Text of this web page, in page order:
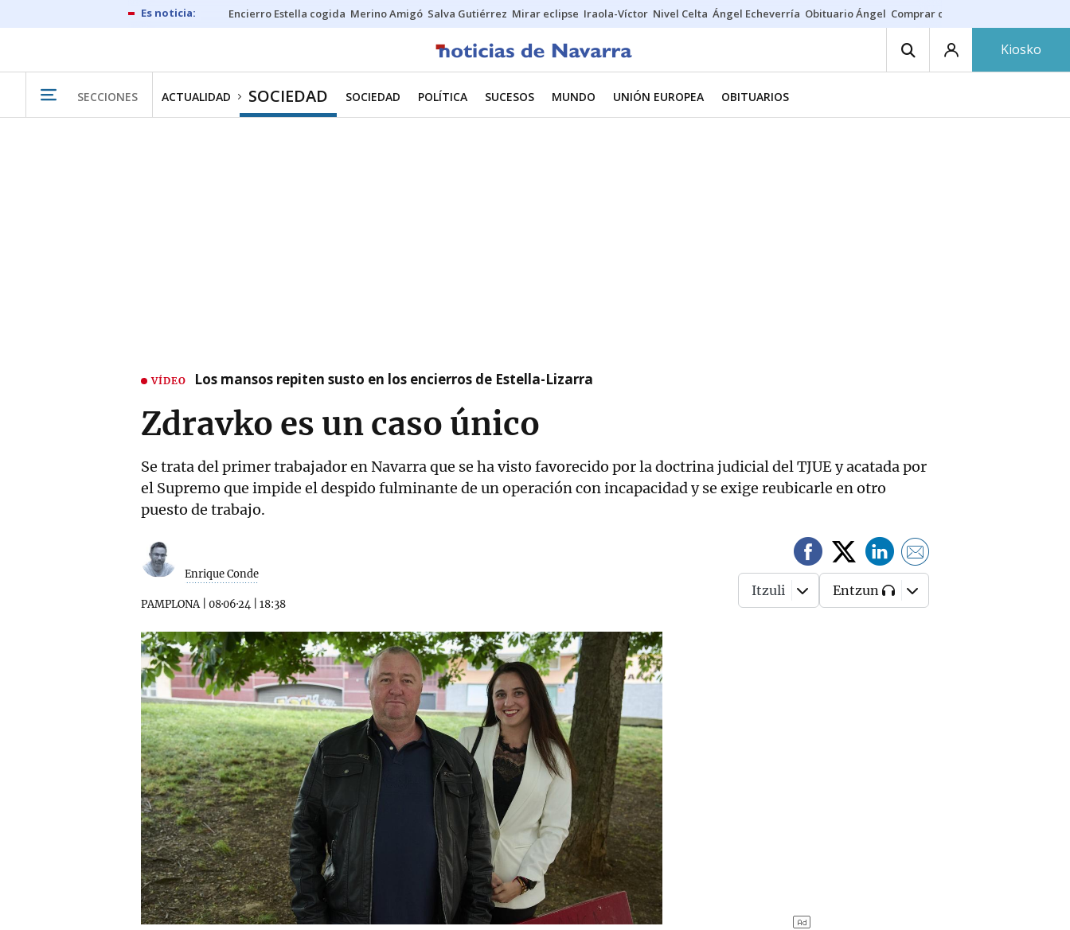
Encierro Estella cogida Merino Amigó Salva Gutiérrez Mirar eclipse Iraola-Víctor Nivel Celta Ángel Echeverría Obituario Ángel Comprar casa
Kiosko
SECCIONES ACTUALIDAD SOCIEDAD SOCIEDAD POLÍTICA SUCESOS MUNDO UNIÓN EUROPEA OBITUARIOS
VÍDEO Los mansos repiten susto en los encierros de Estella-Lizarra
Zdravko es un caso único
Se trata del primer trabajador en Navarra que se ha visto favorecido por la doctrina judicial del TJUE y acatada por
el Supremo que impide el despido fulminante de un operación con incapacidad y se exige reubicarle en otro
puesto de trabajo.
Enrique Conde
PAMPLONA| 08·06·24 18:38
Itzuli Entzun